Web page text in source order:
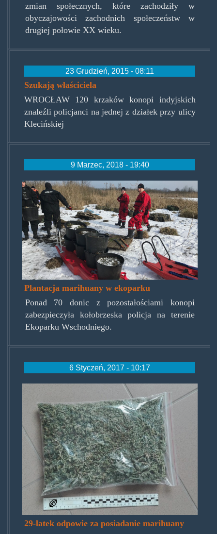
zmian społecznych, które zachodziły w
obyczajowości zachodnich społeczeństw w
drugiej połowie XX wieku.
23 Grudzień, 2015 - 08:11
Szukają właściciela
WROCŁAW 120 krzaków konopi indyjskich
znaleźli policjanci na jednej z działek przy ulicy
Klecińskiej
9 Marzec, 2018 - 19:40
konopiezekoparku.jpg
Plantacja marihuany w ekoparku
Ponad 70 donic z pozostałościami konopi
zabezpieczyła kołobrzeska policja na terenie
Ekoparku Wschodniego.
6 Styczeń, 2017 - 10:17
najsmetniejszatrakaever0.jpg
29-latek odpowie za posiadanie marihuany